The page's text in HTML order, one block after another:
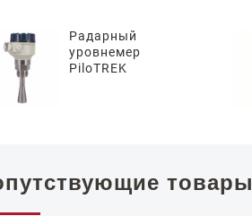
Радарный
уровнемер
PiloTREK
товары